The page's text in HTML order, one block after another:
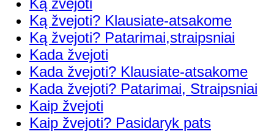
Ką žvejoti? Klausiate-atsakome
Ką žvejoti? Patarimai,straipsniai
Kada žvejoti
Kada žvejoti? Klausiate-atsakome
Kada žvejoti? Patarimai, Straipsniai
Kaip žvejoti
Kaip žvejoti? Pasidaryk pats